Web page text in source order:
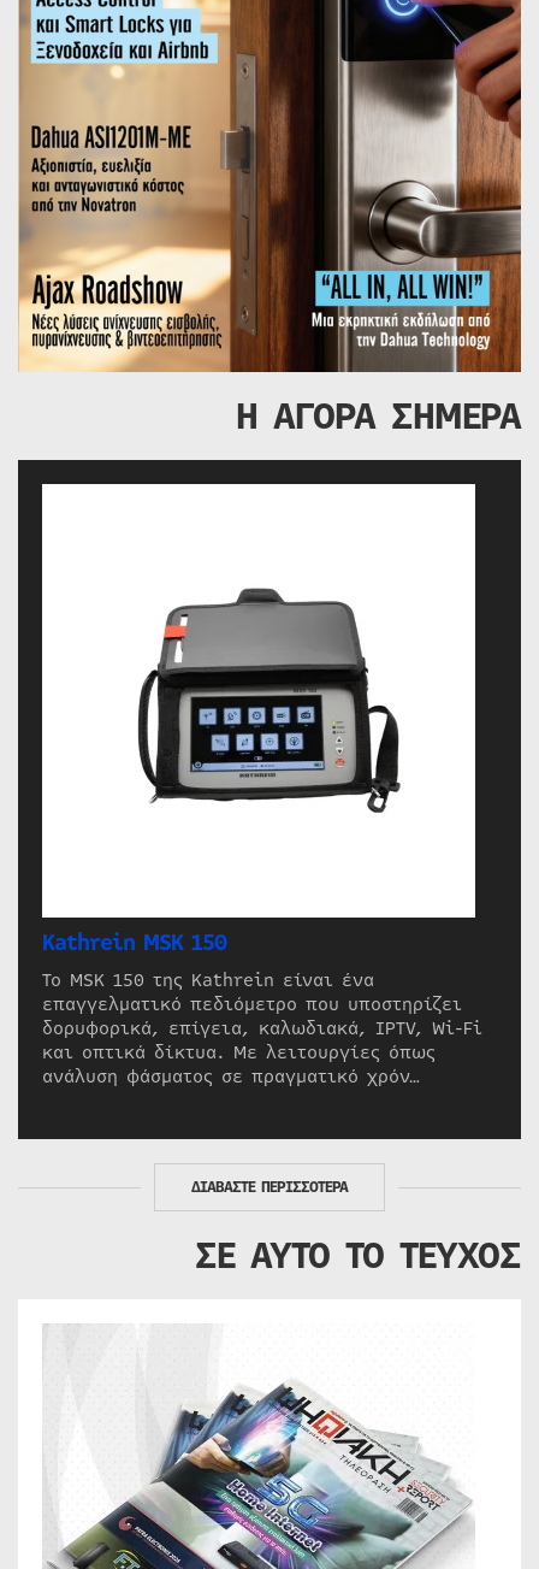
Η ΑΓΟΡΑ ΣΗΜΕΡΑ
Kathrein MSK 150
Το MSK 150 της Kathrein είναι ένα
επαγγελματικό πεδιόμετρο που υποστηρίζει
δορυφορικά, επίγεια, καλωδιακά, IPTV, Wi-Fi
και οπτικά δίκτυα. Με λειτουργίες όπως
ανάλυση φάσματος σε πραγματικό χρόν…
ΔΙΑΒΑΣΤΕ ΠΕΡΙΣΣΟΤΕΡΑ
ΣΕ ΑΥΤΟ ΤΟ ΤΕΥΧΟΣ